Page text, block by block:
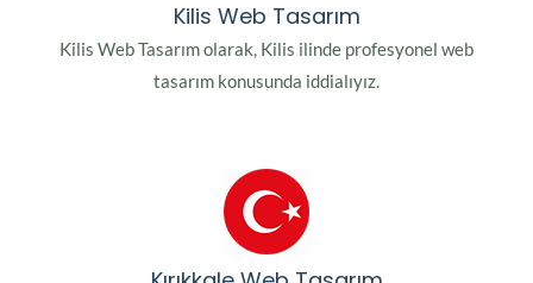
Kilis Web Tasarım
Kilis Web Tasarım olarak, Kilis ilinde profesyonel web
tasarım konusunda iddialıyız.